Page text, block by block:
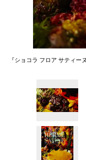
『ショコラ フロア サティーヌ